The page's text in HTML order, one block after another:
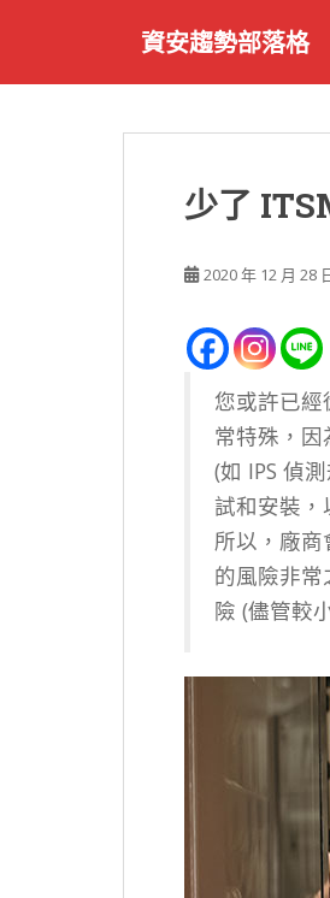
資安趨勢部落格
少了
2020 年 12 月 28
您或許已經
常特殊，
(如 IPS 偵
試和安裝，
所以，廠
的風險非
險 (儘管較